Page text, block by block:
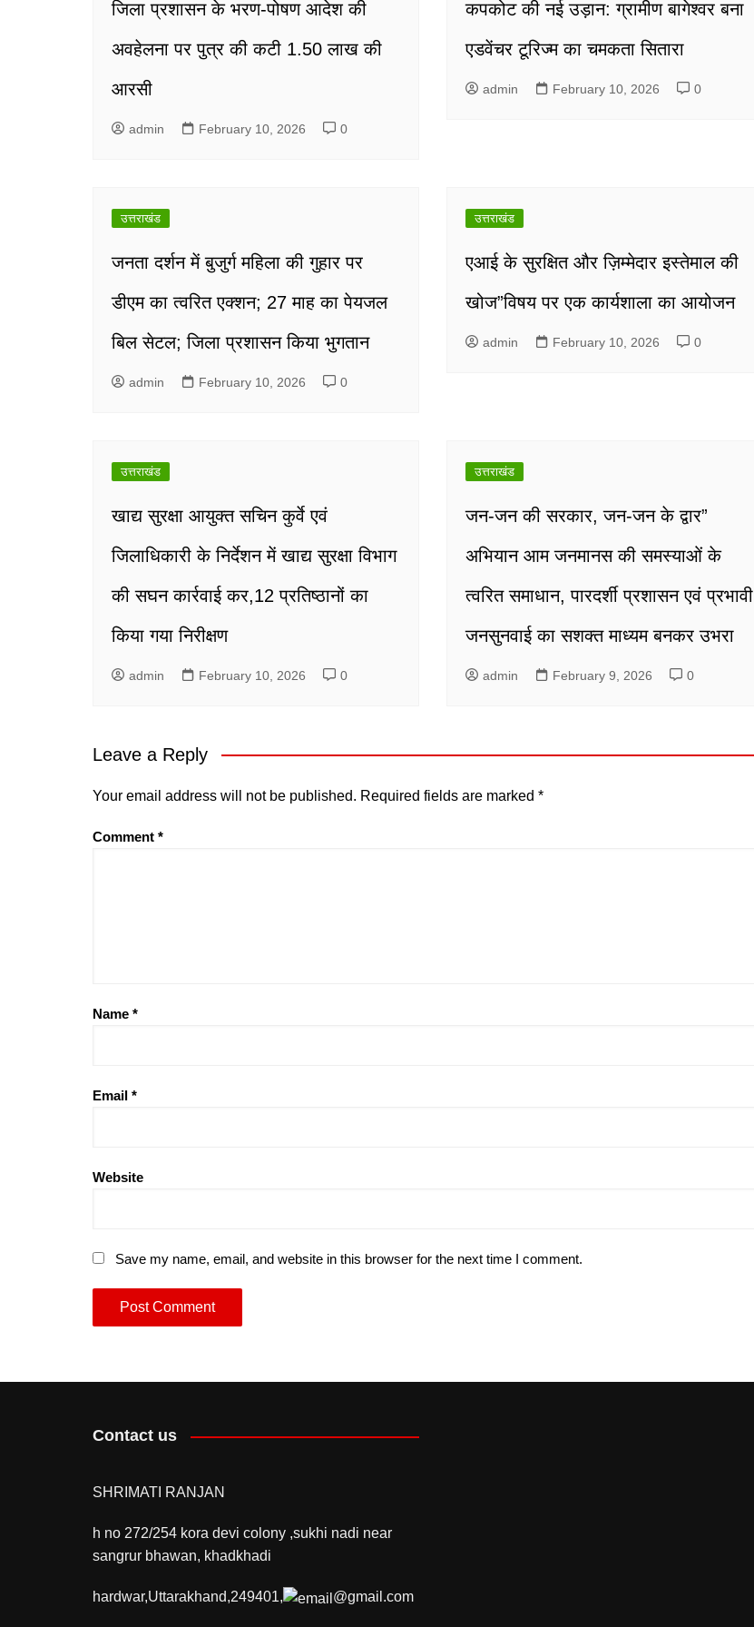
जिला प्रशासन के भरण-पोषण आदेश की
अवहेलना पर पुत्र की कटी 1.50 लाख की
आरसी
admin February 10, 2026 0
कपकोट की नई उड़ान: ग्रामीण बागेश्वर बना
एडवेंचर टूरिज्म का चमकता सितारा
admin February 10, 2026 0
उत्तराखंड
जनता दर्शन में बुजुर्ग महिला की गुहार पर
डीएम का त्वरित एक्शन; 27 माह का पेयजल
बिल सेटल; जिला प्रशासन किया भुगतान
admin February 10, 2026 0
उत्तराखंड
एआई के सुरक्षित और ज़िम्मेदार इस्तेमाल की
खोज”विषय पर एक कार्यशाला का आयोजन
admin February 10, 2026 0
उत्तराखंड
खाद्य सुरक्षा आयुक्त सचिन कुर्वे एवं
जिलाधिकारी के निर्देशन में खाद्य सुरक्षा विभाग
की सघन कार्रवाई कर,12 प्रतिष्ठानों का
किया गया निरीक्षण
admin February 10, 2026 0
उत्तराखंड
जन-जन की सरकार, जन-जन के द्वार”
अभियान आम जनमानस की समस्याओं के
त्वरित समाधान, पारदर्शी प्रशासन एवं प्रभावी
जनसुनवाई का सशक्त माध्यम बनकर उभरा
admin February 9, 2026 0
Leave a Reply
Your email address will not be published. Required fields are marked *
Comment *
Name *
Email *
Website
Save my name, email, and website in this browser for the next time I comment.
Contact us
SHRIMATI RANJAN
h no 272/254 kora devi colony ,sukhi nadi near
sangrur bhawan, khadkhadi
hardwar,Uttarakhand,249401, @gmail.com